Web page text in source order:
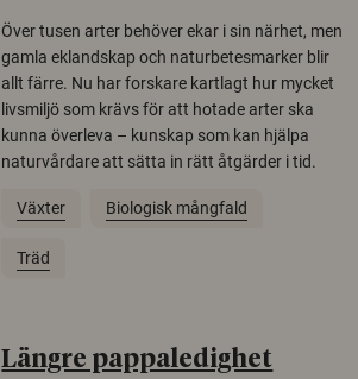
Över tusen arter behöver ekar i sin närhet, men
gamla eklandskap och naturbetesmarker blir
allt färre. Nu har forskare kartlagt hur mycket
livsmiljö som krävs för att hotade arter ska
kunna överleva – kunskap som kan hjälpa
naturvårdare att sätta in rätt åtgärder i tid.
Växter Biologisk mångfald
Träd
Längre pappaledighet